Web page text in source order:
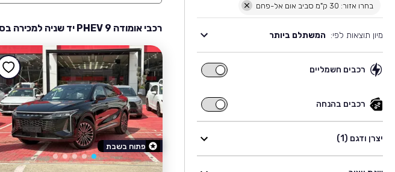
בחרו אזור: 30 ק"מ סביב אום אל-פחם
מיון תוצאות לפי: המשתלם ביותר
רכבים חשמליים
רכבים
רכבים בהנחה
רכבים
בהנחה
יצרן ודגם (1)
רכבי אומודה 9 PHEV יד שניה למכירה בסביבת אום אל-פחם
פתוח בשבת